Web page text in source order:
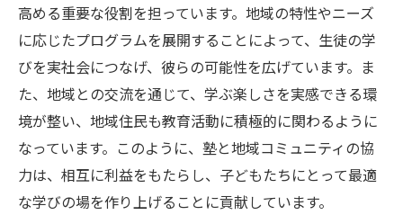
高める重要な役割を担っています。地域の特性やニーズ
に応じたプログラムを展開することによって、生徒の学
びを実社会につなげ、彼らの可能性を広げています。ま
た、地域との交流を通じて、学ぶ楽しさを実感できる環
境が整い、地域住民も教育活動に積極的に関わるように
なっています。このように、塾と地域コミュニティの協
力は、相互に利益をもたらし、子どもたちにとって最適
な学びの場を作り上げることに貢献しています。